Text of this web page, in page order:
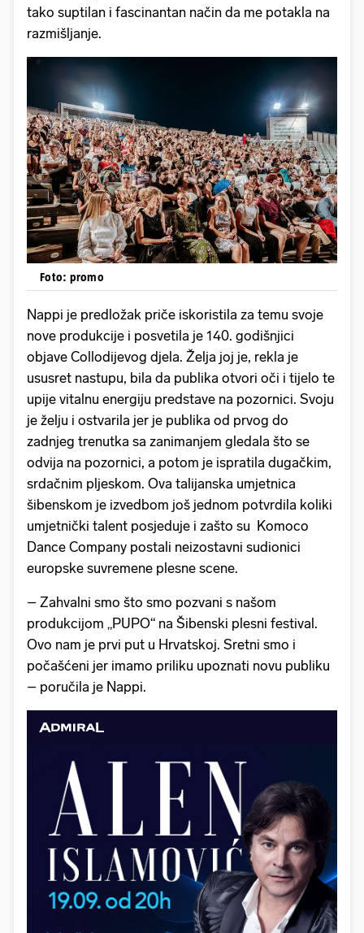
tako suptilan i fascinantan način da me potakla na
razmišljanje.
Foto: promo
Nappi je predložak priče iskoristila za temu svoje
nove produkcije i posvetila je 140. godišnjici
objave Collodijevog djela. Želja joj je, rekla je
ususret nastupu, bila da publika otvori oči i tijelo te
upije vitalnu energiju predstave na pozornici. Svoju
je želju i ostvarila jer je publika od prvog do
zadnjeg trenutka sa zanimanjem gledala što se
odvija na pozornici, a potom je ispratila dugačkim,
srdačnim pljeskom. Ova talijanska umjetnica
šibenskom je izvedbom još jednom potvrdila koliki
umjetnički talent posjeduje i zašto su Komoco
Dance Company postali neizostavni sudionici
europske suvremene plesne scene.
– Zahvalni smo što smo pozvani s našom
produkcijom „PUPO“ na Šibenski plesni festival.
Ovo nam je prvi put u Hrvatskoj. Sretni smo i
počašćeni jer imamo priliku upoznati novu publiku
– poručila je Nappi.